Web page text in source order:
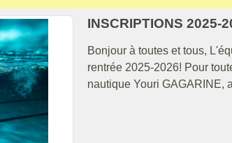
INSCRIPTIONS 2025-
Bonjour à toutes et tous,
rentrée 2025-2026! Pour
nautique Youri GAGARINE,